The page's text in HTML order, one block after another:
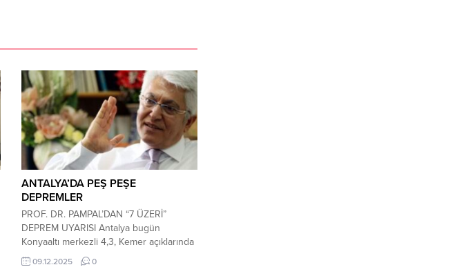
ANTALYA’DA PEŞ PEŞE
DEPREMLER
PROF. DR. PAMPAL’DAN “7 ÜZERİ”
DEPREM UYARISI Antalya bugün
Konyaaltı merkezli 4,3, Kemer açıklarında
3,6 ve Serik’te 4,9 büyüklüğünde üç
depremle sarsıldı. Kısa süreli panik
09.12.2025 0